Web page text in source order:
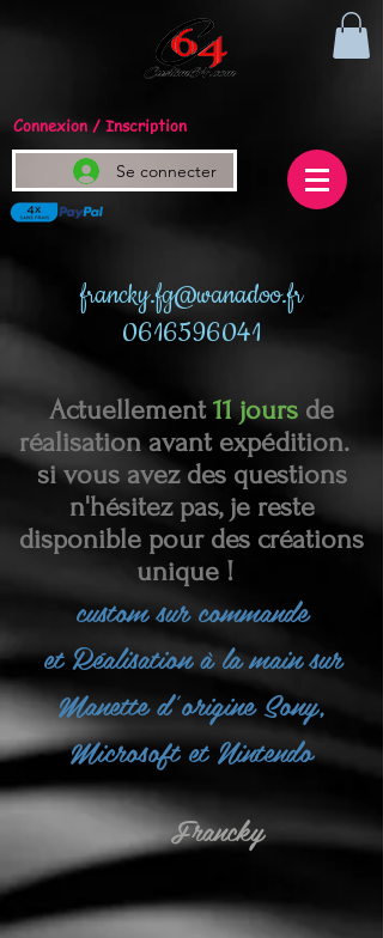
Connexion / Inscription
Se connecter
francky.fg@wanadoo.fr
0616596041
Actuellement 11 jours de
réalisation avant expédition.
si vous avez des questions
n'hésitez pas, je reste
disponible pour des créations
unique !
custom sur commande
etRéalisation à la main sur
Manette d'origine Sony,
Microsoft et Nintendo
Francky